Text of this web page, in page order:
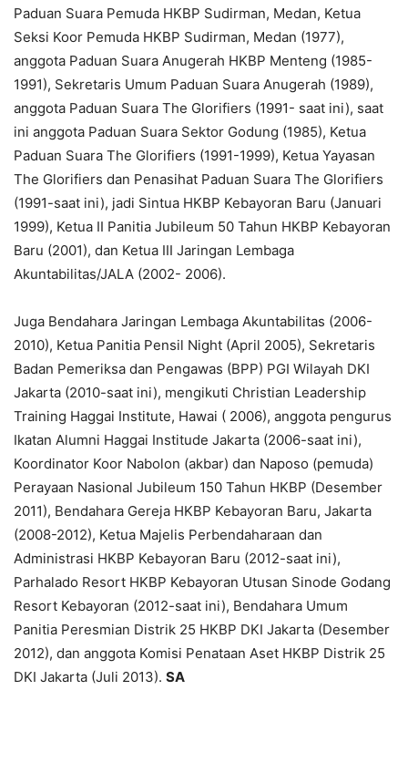
Paduan Suara Pemuda HKBP Sudirman, Medan, Ketua
Seksi Koor Pemuda HKBP Sudirman, Medan (1977),
anggota Paduan Suara Anugerah HKBP Menteng (1985-
1991), Sekretaris Umum Paduan Suara Anugerah (1989),
anggota Paduan Suara The Glorifiers (1991- saat ini), saat
ini anggota Paduan Suara Sektor Godung (1985), Ketua
Paduan Suara The Glorifiers (1991-1999), Ketua Yayasan
The Glorifiers dan Penasihat Paduan Suara The Glorifiers
(1991-saat ini), jadi Sintua HKBP Kebayoran Baru (Januari
1999), Ketua II Panitia Jubileum 50 Tahun HKBP Kebayoran
Baru (2001), dan Ketua III Jaringan Lembaga
Akuntabilitas/JALA (2002- 2006).
Juga Bendahara Jaringan Lembaga Akuntabilitas (2006-
2010), Ketua Panitia Pensil Night (April 2005), Sekretaris
Badan Pemeriksa dan Pengawas (BPP) PGI Wilayah DKI
Jakarta (2010-saat ini), mengikuti Christian Leadership
Training Haggai Institute, Hawai ( 2006), anggota pengurus
Ikatan Alumni Haggai Institude Jakarta (2006-saat ini),
Koordinator Koor Nabolon (akbar) dan Naposo (pemuda)
Perayaan Nasional Jubileum 150 Tahun HKBP (Desember
2011), Bendahara Gereja HKBP Kebayoran Baru, Jakarta
(2008-2012), Ketua Majelis Perbendaharaan dan
Administrasi HKBP Kebayoran Baru (2012-saat ini),
Parhalado Resort HKBP Kebayoran Utusan Sinode Godang
Resort Kebayoran (2012-saat ini), Bendahara Umum
Panitia Peresmian Distrik 25 HKBP DKI Jakarta (Desember
2012), dan anggota Komisi Penataan Aset HKBP Distrik 25
DKI Jakarta (Juli 2013). SA